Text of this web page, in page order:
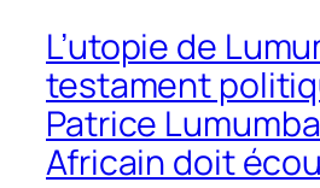
L’utopie de
testament
Patrice
Africain doit